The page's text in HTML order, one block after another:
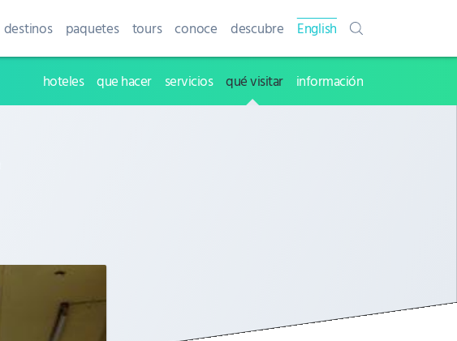
destinos paquetes tours conoce descubre English
hoteles que hacer servicios qué visitar información